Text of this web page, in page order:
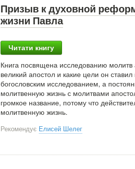
Призыв к духовной
жизни Павла
Читати книгу
Книга посвящена исследованию
великий апостол и какие цели он
богословским исследованием, а
молитвенную жизнь с молитвами
громкое название, потому что
молитвенную жизнь.
Рекомендує Елисей Шелег